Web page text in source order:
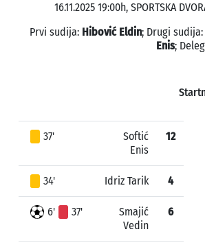
16.11.2025 19:00h, SPORTSKA
Prvi sudija: Hibović Eldin; Drugi sudija:
Enis;
37'
Softić
Enis
12
34' Idriz Tarik 4
6' 37'
Smajić
Vedin
6